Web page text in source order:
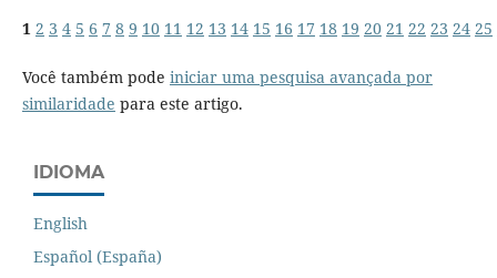
1 2 3 4 5 6 7 8 9 10 11 12 13 14 15 16 17 18 19 20 21 22 23 24 25
Você também pode iniciar uma pesquisa avançada por
similaridade para este artigo.
IDIOMA
English
Español (España)